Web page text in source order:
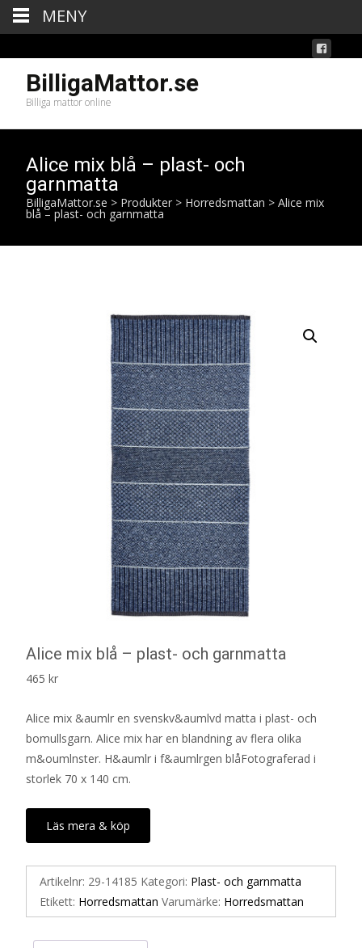
BilligaMattor.se
Billiga mattor online
Alice mix blå – plast- och
garnmatta
BilligaMattor.se > Produkter > Horredsmattan > Alice mix
blå – plast- och garnmatta
Alice mix blå – plast- och garnmatta
465 kr
Alice mix &aumlr en svenskv&aumlvd matta i plast- och
bomullsgarn. Alice mix har en blandning av flera olika
m&oumlnster. H&aumlr i f&aumlrgen blåFotograferad i
storlek 70 x 140 cm.
Läs mera & köp
Artikelnr: 29-14185 Kategori: Plast- och garnmatta
Etikett: Horredsmattan Varumärke: Horredsmattan
MENY